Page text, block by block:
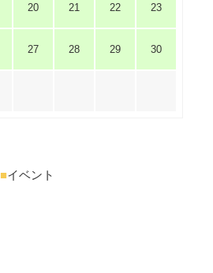
20 21 22 23
27 28 29 30
■イベント